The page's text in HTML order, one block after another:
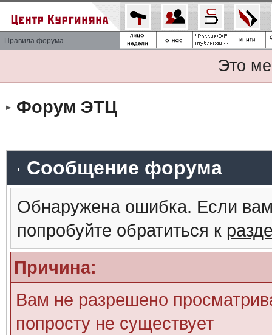
Правила форума
Это
Форум ЭТЦ
Сообщение форума
Обнаружена ошибка. Если
попробуйте обратиться к
Причина:
Вам не разрешено
попросту не существует